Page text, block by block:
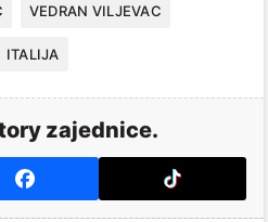
VEDRAN VILJEVAC
ITALIJA
zajednice.